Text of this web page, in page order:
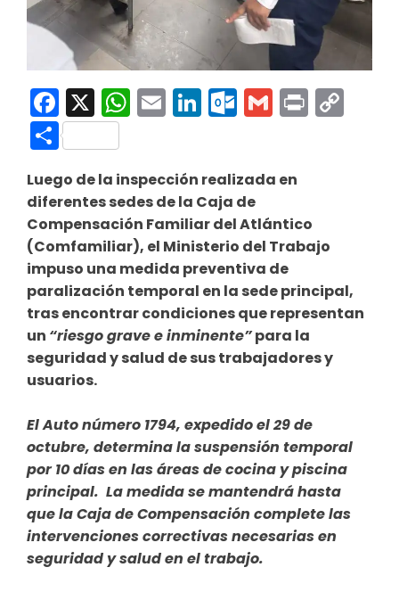
Facebook
X WhatsApp
EmailLinkedInGmail
Print
Compartir
Luego de la inspección realizada en
diferentes sedes de la Caja de
Compensación Familiar del Atlántico
(Comfamiliar), el Ministerio del Trabajo
impuso una medida preventiva de
paralización temporal en la sede principal,
tras encontrar condiciones que representan
un “riesgo grave e inminente”para la
seguridad y salud de sus trabajadores y
usuarios.
El Auto número 1794, expedido el 29 de
octubre, determina la suspensión temporal
por 10 días en las áreas de cocina y piscina
principal. La medida se mantendrá hasta
que la Caja de Compensación complete las
intervenciones correctivas necesarias en
seguridad y salud en el trabajo.